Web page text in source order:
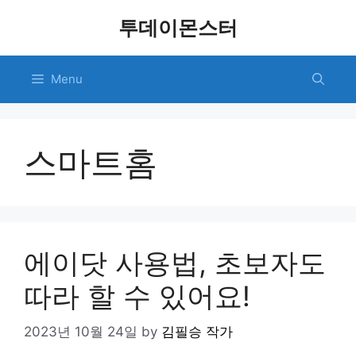
투데이몬스터
Menu
스마트홈
에이닷 사용법, 초보자도
따라 할 수 있어요!
2023년 10월 24일 by 김필승 작가